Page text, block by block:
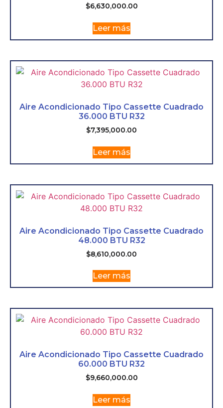
$6,630,000.00
Leer más
Aire Acondicionado Tipo Cassette Cuadrado
36.000 BTU R32
$7,395,000.00
Leer más
Aire Acondicionado Tipo Cassette Cuadrado
48.000 BTU R32
$8,610,000.00
Leer más
Aire Acondicionado Tipo Cassette Cuadrado
60.000 BTU R32
$9,660,000.00
Leer más